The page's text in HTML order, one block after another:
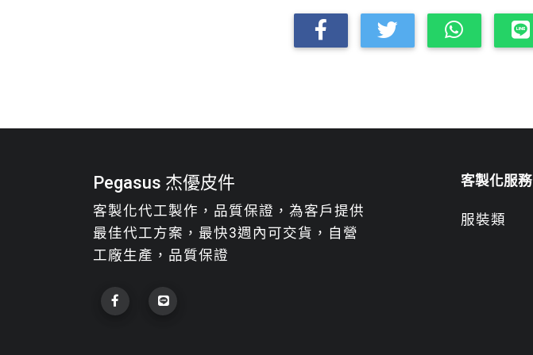
Pegasus 杰優皮件
客製化代工製作，品質保證，為客戶提供
最佳代工方案，最快3週內可交貨，自營
工廠生產，品質保證
客製化服務
服裝類